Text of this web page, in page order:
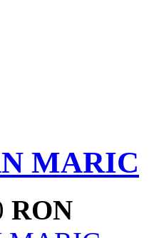
MARIC
RON